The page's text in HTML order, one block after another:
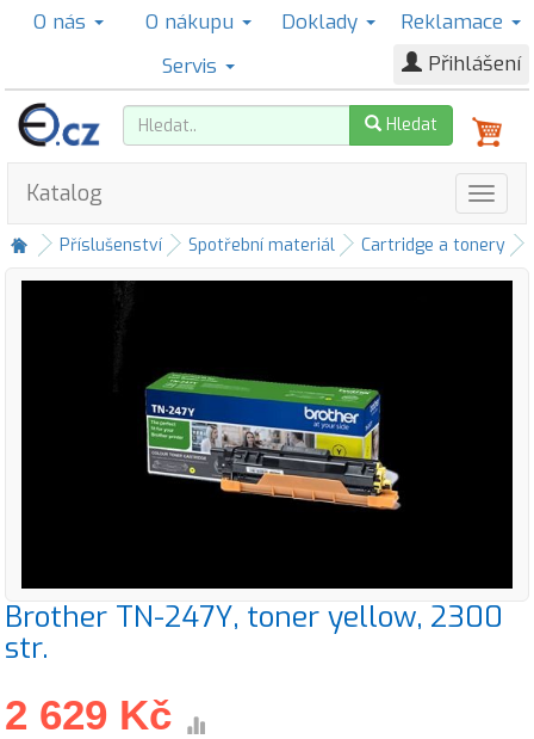
O nás O nákupu Doklady
Reklamace
Servis
Přihlášení
Hledat
Katalog
Příslušenství Spotřební materiál Cartridge a tonery
Brother TN-247Y, toner yellow, 2300
str.
2 629 Kč